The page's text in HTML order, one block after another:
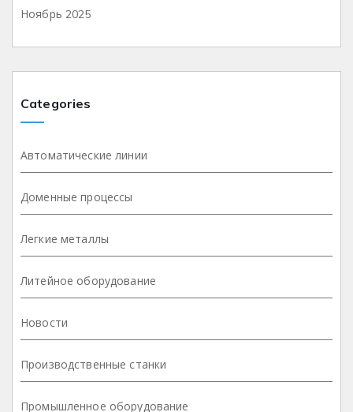
Ноябрь 2025
Categories
Автоматические линии
Доменные процессы
Легкие металлы
Литейное оборудование
Новости
Производственные станки
Промышленное оборудование